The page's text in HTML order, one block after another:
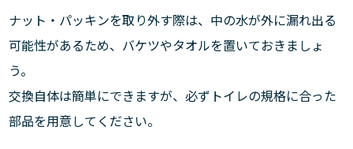
ナット・パッキンを取り外す際は、中の水が外に漏れ出る
可能性があるため、バケツやタオルを置いておきましょ
う。
交換自体は簡単にできますが、必ずトイレの規格に合った
部品を用意してください。